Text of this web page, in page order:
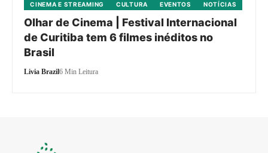
CINEMA E STREAMING CULTURA EVENTOS NOTÍCIAS
Olhar de Cinema | Festival Internacional
de Curitiba tem 6 filmes inéditos no
Brasil
Livia Brazil6 Min Leitura